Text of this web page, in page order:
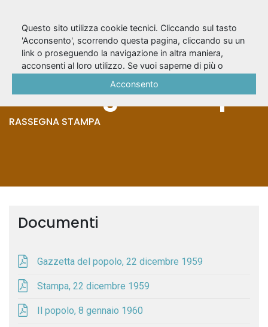
Angelica (1959/60)
- Rassegna stampa
RASSEGNA STAMPA
Documenti
Gazzetta del popolo, 22 dicembre 1959
Stampa, 22 dicembre 1959
Il popolo, 8 gennaio 1960
Questo sito utilizza cookie tecnici. Cliccando sul tasto
'Acconsento', scorrendo questa pagina, cliccando su un
link o proseguendo la navigazione in altra maniera,
acconsenti al loro utilizzo. Se vuoi saperne di più o
Acconsento